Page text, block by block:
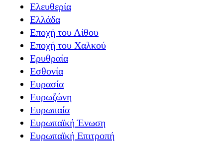
Ελευθερία
Ελλάδα
Εποχή του Λίθου
Εποχή του Χαλκού
Ερυθραία
Εσθονία
Ευρασία
Ευρωζώνη
Ευρωπαία
Ευρωπαϊκή Ένωση
Ευρωπαϊκή Επιτροπή